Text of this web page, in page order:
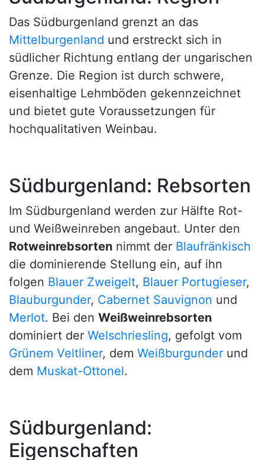
Das Südburgenland grenzt an das
Mittelburgenland und erstreckt sich in
südlicher Richtung entlang der ungarischen
Grenze. Die Region ist durch schwere,
eisenhaltige Lehmböden gekennzeichnet
und bietet gute Voraussetzungen für
hochqualitativen Weinbau.
Südburgenland: Rebsorten
Im Südburgenland werden zur Hälfte Rot-
und Weißweinreben angebaut. Unter den
Rotweinrebsorten nimmt der Blaufränkisch
die dominierende Stellung ein, auf ihn
folgen Blauer Zweigelt, Blauer Portugieser,
Blauburgunder, Cabernet Sauvignon und
Merlot. Bei den Weißweinrebsorten
dominiert der Welschriesling, gefolgt vom
Grünem Veltliner, dem Weißburgunder und
dem Muskat-Ottonel.
Südburgenland:
Eigenschaften